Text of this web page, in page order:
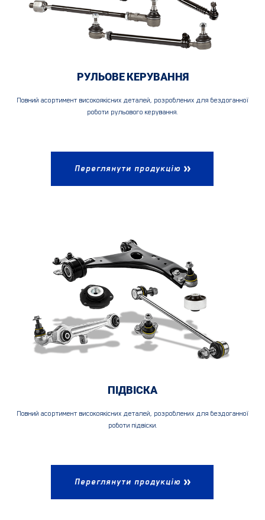
РУЛЬОВЕ КЕРУВАННЯ
Повний асортимент високоякісних деталей, розроблених для бездоганної
роботи рульового керування.
Переглянути продукцію
ПІДВІСКА
Повний асортимент високоякісних деталей, розроблених для бездоганної
роботи підвіски.
Переглянути продукцію